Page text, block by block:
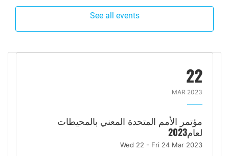
See all events
22
MAR 2023
مؤتمر الأمم المتحدة المعني بالمحيطات
لعام2023
Wed 22 - Fri 24 Mar 2023